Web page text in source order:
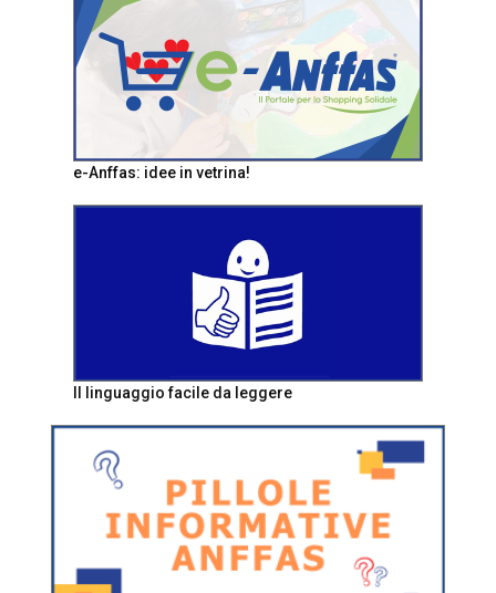
e-Anffas: idee in vetrina!
Il linguaggio facile da leggere